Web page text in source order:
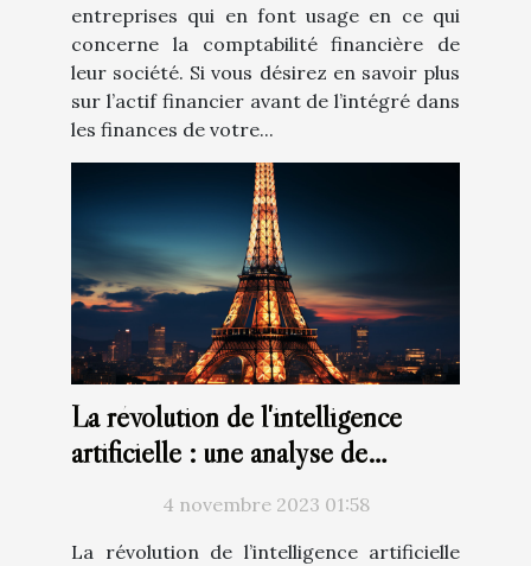
entreprises qui en font usage en ce qui
concerne la comptabilité financière de
leur société. Si vous désirez en savoir plus
sur l’actif financier avant de l’intégré dans
les finances de votre...
La révolution de l'intelligence
artificielle : une analyse de
ChatGPT en français
4 novembre 2023 01:58
La révolution de l’intelligence artificielle